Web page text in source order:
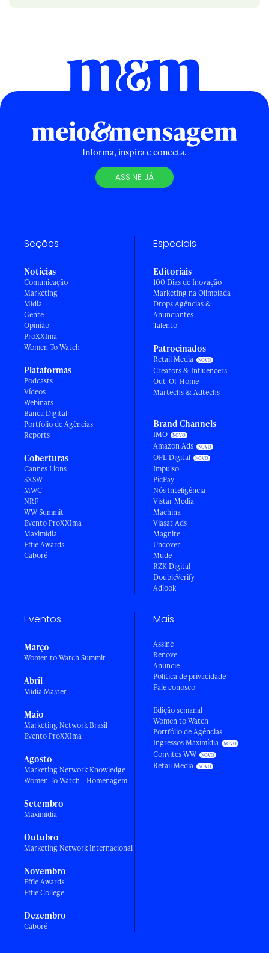
Informa, inspira e conecta.
ASSINE JÁ
Seções
Notícias
Comunicação
Marketing
Mídia
Gente
Opinião
ProXXIma
Women To Watch
Plataformas
Podcasts
Vídeos
Webinars
Banca Digital
Portfólio de Agências
Reports
Coberturas
Cannes Lions
SXSW
MWC
NRF
WW Summit
Evento ProXXIma
Maximídia
Effie Awards
Caboré
Especiais
Editoriais
100 Dias de Inovação
Marketing na Olimpíada
Drops Agências &
Anunciantes
Talento
Patrocinados
Retail Media
Creators & Influencers
Out-Of-Home
Martechs & Adtechs
Brand Channels
IMO
Amazon Ads
OPL Digital
Impulso
PicPay
Nós Inteligência
Vistar Media
Machina
Viasat Ads
Magnite
Uncover
Mude
RZK Digital
DoubleVerify
Adlook
Eventos
Março
Women to Watch Summit
Abril
Mídia Master
Maio
Marketing Network Brasil
Evento ProXXIma
Agosto
Marketing Network Knowledge
Women To Watch - Homenagem
Setembro
Maximídia
Outubro
Marketing Network Internacional
Novembro
Effie Awards
Effie College
Dezembro
Caboré
Mais
Assine
Renove
Anuncie
Política de privacidade
Fale conosco
Edição semanal
Women to Watch
Portfólio de Agências
Ingressos Maximídia
Convites WW
Retail Media